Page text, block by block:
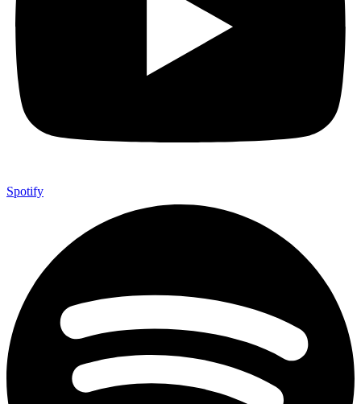
Spotify